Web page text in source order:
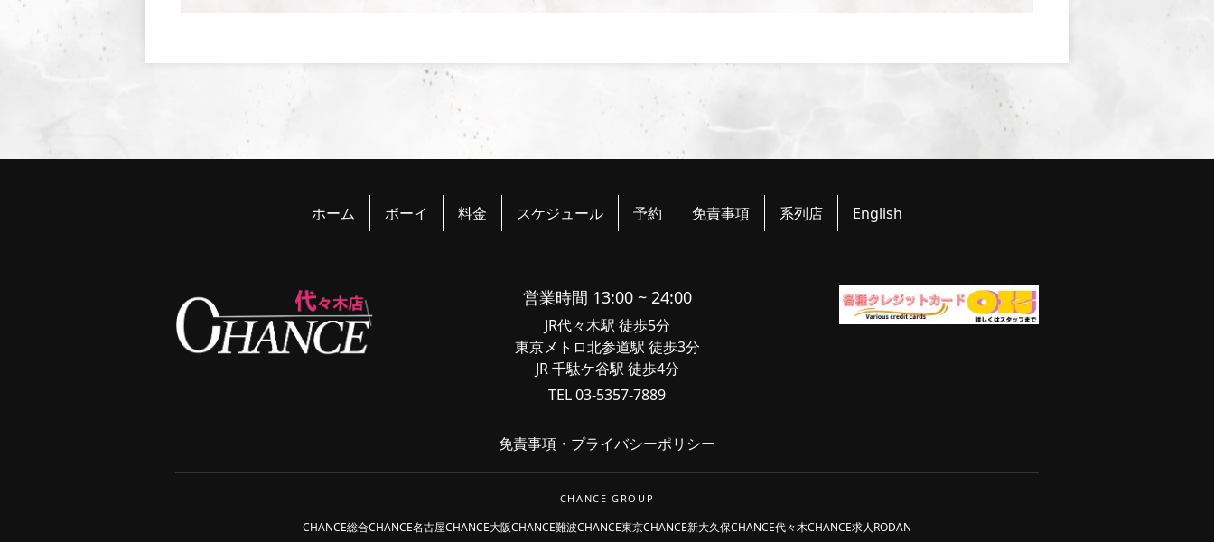
ホーム ボーイ 料金 スケジュール 予約 免責事項 系列店 English
営業時間 13:00 ~ 24:00
JR代々木駅 徒歩5分
東京メトロ北参道駅 徒歩3分
JR 千駄ケ谷駅 徒歩4分
TEL 03-5357-7889
免責事項 ・ プライバシーポリシー
CHANCE GROUP
CHANCE総合CHANCE名古屋CHANCE大阪CHANCE難波CHANCE東京CHANCE新大久保CHANCE代々木CHANCE求人RODAN